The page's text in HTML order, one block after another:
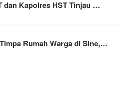
dan Kapolres HST Tinjau …
Rumah Warga di Sine,…